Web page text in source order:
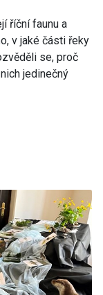
říční faunu a
v jaké části řeky
se, proč
jedinečný